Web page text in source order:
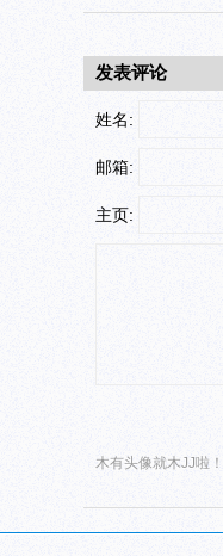
发表评论
姓名:
邮箱:
主页:
木有头像就木JJ啦